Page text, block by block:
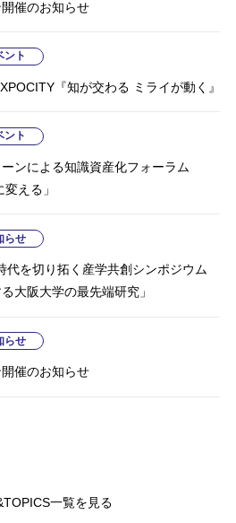
催のお知らせ
ント
『知が交わる ミライが動く』
ント
ンによる知識資産化フォーラム
える」
らせ
代を切り拓く産学共創シンポジウム
大阪大学の最先端研究」
らせ
催のお知らせ
を切り拓く産学共創シンポジウム
報告会を開催しました
らせ
により、生活習慣改善プロジェクト
らせ
携協力協定を締結しました
催のお知らせ
ント
『知が交わる ミライが動く』
ント
ンによる知識資産化フォーラム
える」
ント
科学研究所・産学連携シンポジウム
セミナー
ント
ン人材を育てるリカレント教育 ～
ラム「TRACS」2026年度受講者募
1月31日）「大阪大学・日本財団感
情報
理の枠を越えグローバルリーダーの
一覧を見る